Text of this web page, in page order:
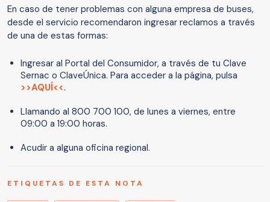
En caso de tener problemas con alguna empresa de buses,
desde el servicio recomendaron ingresar reclamos a través
de una de estas formas:
Ingresar al Portal del Consumidor, a través de tu Clave
Sernac o ClaveÚnica. Para acceder a la página, pulsa
>>AQUÍ<<.
Llamando al 800 700 100, de lunes a viernes, entre
09:00 a 19:00 horas.
Acudir a alguna oficina regional.
ETIQUETAS DE ESTA NOTA